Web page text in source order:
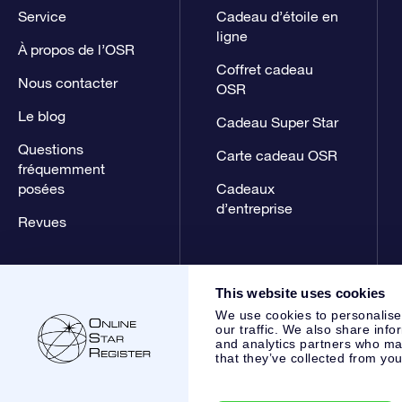
This website uses cookies
We use cookies to
our traffic. We also share
and analytics partners who
that they’ve collected from
Service
À propos de l’OSR
Nous contacter
Le blog
Questions
fréquemment
posées
Revues
Cadeau d’étoile en
ligne
Coffret cadeau
OSR
Cadeau Super Star
Carte cadeau OSR
Cadeaux
d’entreprise